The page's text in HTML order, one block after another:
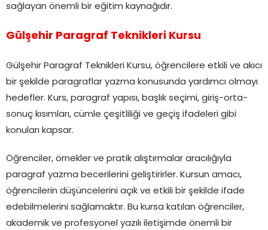
sağlayan önemli bir eğitim kaynağıdır.
Gülşehir Paragraf Teknikleri Kursu
Gülşehir Paragraf Teknikleri Kursu, öğrencilere etkili ve akıcı
bir şekilde paragraflar yazma konusunda yardımcı olmayı
hedefler. Kurs, paragraf yapısı, başlık seçimi, giriş-orta-
sonuç kısımları, cümle çeşitliliği ve geçiş ifadeleri gibi
konuları kapsar.
Öğrenciler, örnekler ve pratik alıştırmalar aracılığıyla
paragraf yazma becerilerini geliştirirler. Kursun amacı,
öğrencilerin düşüncelerini açık ve etkili bir şekilde ifade
edebilmelerini sağlamaktır. Bu kursa katılan öğrenciler,
akademik ve profesyonel yazılı iletişimde önemli bir